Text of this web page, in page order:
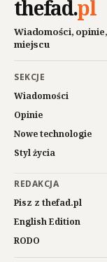
thefad.pl
Wiadomości,
miejscu
SEKCJE
Wiadomości
Opinie
Nowe technologie
Styl życia
REDAKCJA
Pisz z thefad.pl
English Edition
RODO